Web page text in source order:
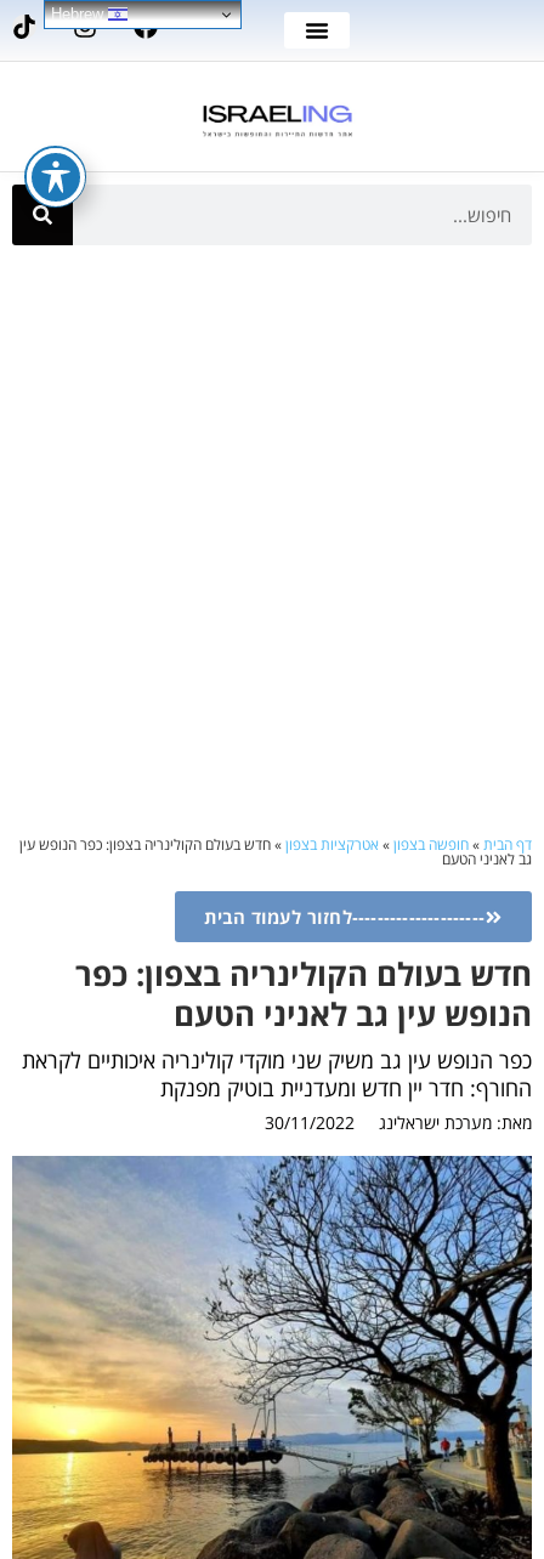
דף הבית»חופשה בצפון» אטרקציות בצפון»חדש בעולם הקולינריה בצפון: כפר הנופש עין
גב לאניני הטעם
---------------------לחזור לעמוד הבית
חדש בעולם הקולינריה בצפון: כפר
הנופש עין גב לאניני הטעם
כפר הנופש עין גב משיק שני מוקדי קולינריה איכותיים לקראת
החורף: חדר יין חדש ומעדניית בוטיק מפנקת
מאת: מערכת ישראלינג 30/11/2022
Hebrew